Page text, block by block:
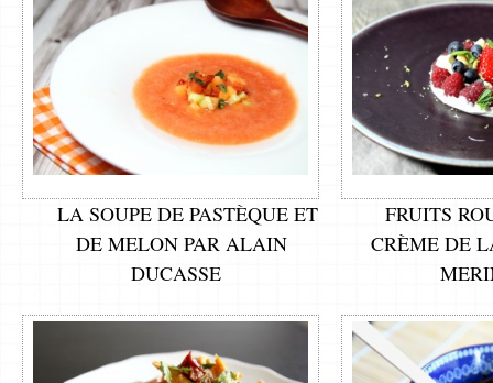
LA SOUPE DE PASTÈQUE ET
DE MELON PAR ALAIN
DUCASSE
FRUITS
CRÈME DE